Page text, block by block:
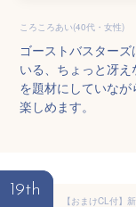
ころころあい(40代・女性)
ゴーストバスター
いる、ちょっと冴
を題材にしていな
楽しめます。
19th